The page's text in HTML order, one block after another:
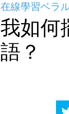
在線學習ベラ
我如何
語？